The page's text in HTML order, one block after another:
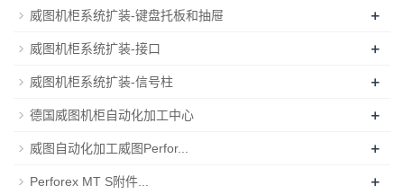
威图机柜系统扩装-键盘托板和抽屉 +
威图机柜系统扩装-接口 +
威图机柜系统扩装-信号柱 +
德国威图机柜自动化加工中心 +
威图自动化加工威图Perfor... +
Perforex MT S附件... +